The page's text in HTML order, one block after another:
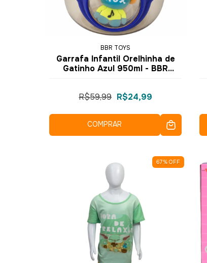
BBR TOYS
Garrafa Infantil Orelhinha de
Gatinho Azul 950ml - BBR
R$59,99 R$24,99
COMPRAR
67%OFF